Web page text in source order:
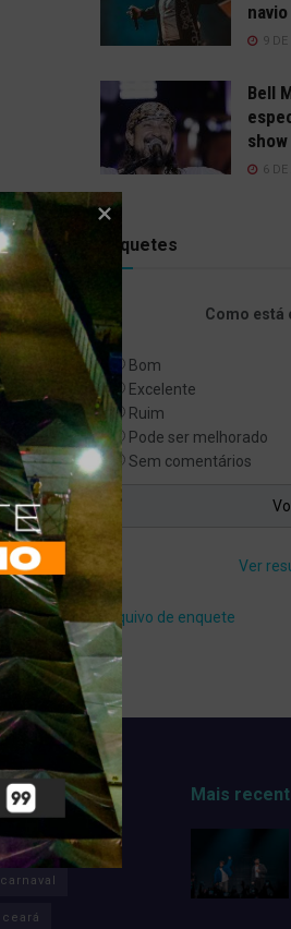
9
Bell
show
6
Enquetes
Como está
Bom
Excelente
Ruim
Pode ser melhorado
Sem comentários
Ver
Arquivo de enquete
Banda Eva
carnaval
ceará
Mais